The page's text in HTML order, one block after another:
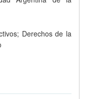
Derechos de la